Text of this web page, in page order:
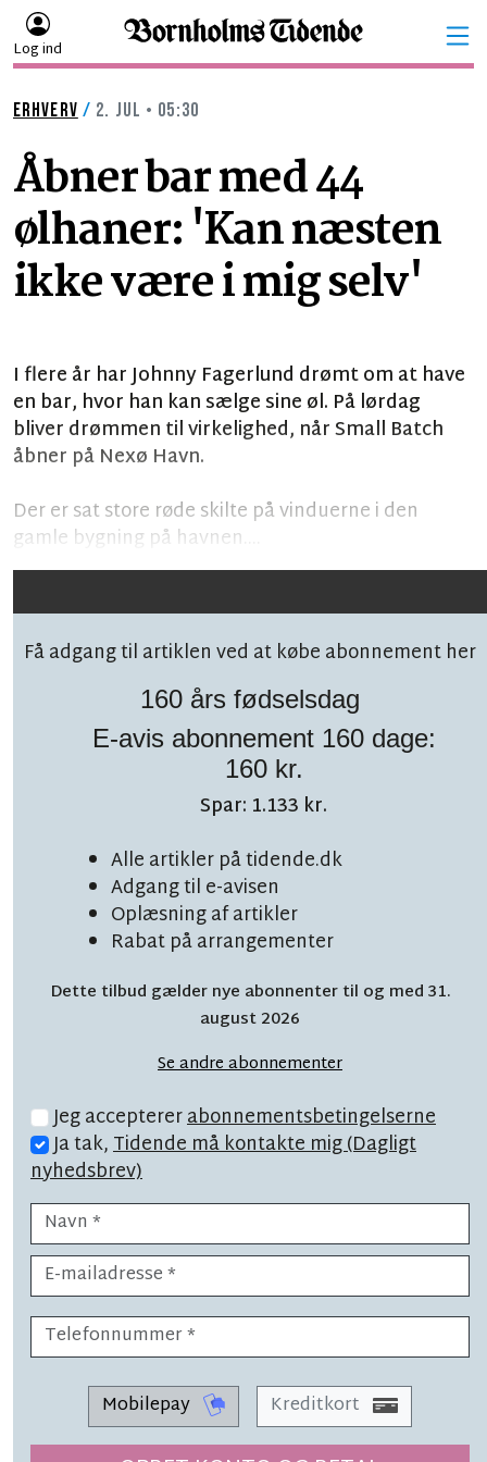
Log ind
ERHVERV / 2. JUL • 05:30
Åbner bar med 44
ølhaner: 'Kan næsten
ikke være i mig selv'
I flere år har Johnny Fagerlund drømt om at have
en bar, hvor han kan sælge sine øl. På lørdag
bliver drømmen til virkelighed, når Small Batch
åbner på Nexø Havn.
Der er sat store røde skilte på vinduerne i den
gamle bygning på havnen....
Få adgang til artiklen ved at købe abonnement her
160 års fødselsdag
E-avis abonnement 160 dage:
160 kr.
Spar: 1.133 kr.
Alle artikler på tidende.dk
Adgang til e-avisen
Oplæsning af artikler
Rabat på arrangementer
Dette tilbud gælder nye abonnenter til og med 31.
august 2026
Se andre abonnementer
Jeg acceptererabonnementsbetingelserne
Ja tak,Tidende må kontakte mig (Dagligt
nyhedsbrev)
Mobilepay Kreditkort
Følg debatten på facebook!
TOPNYHEDLÆSETID 7 MIN.
Der var krise: Sådan
vendte Rikke bøtten på
hospitalet
Lokale producenter tager
udfordringen op: 'Det er svært'